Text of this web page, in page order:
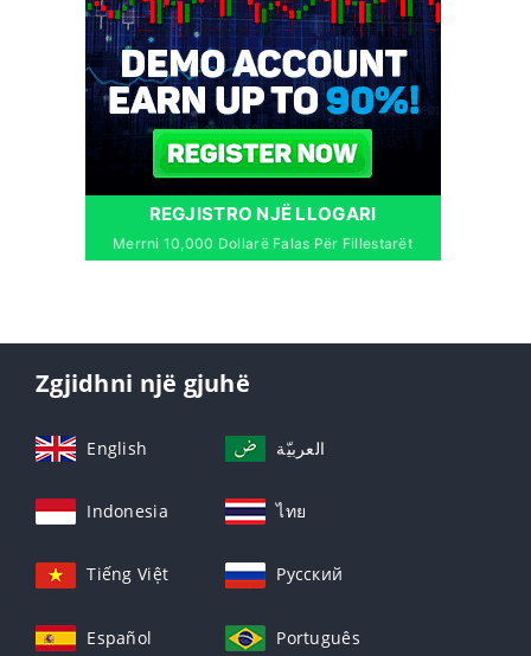
REGJISTRO NJË LLOGARI
Merrni 10,000 Dollarë Falas Për Fillestarët
Zgjidhni një gjuhë
English العربيّة
Indonesia ไทย
Tiếng Việt Русский
Español Português